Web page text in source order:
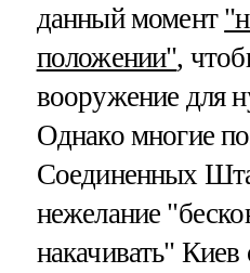
данный момент
положении",
вооружение для
Однако многие
Соединенных
нежелание
накачивать"